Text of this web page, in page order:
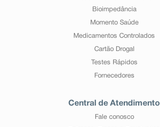
Bioimpedância
Momento Saúde
Medicamentos Controlados
Cartão Drogal
Testes Rápidos
Fornecedores
Central de Atendimento
Fale conosco